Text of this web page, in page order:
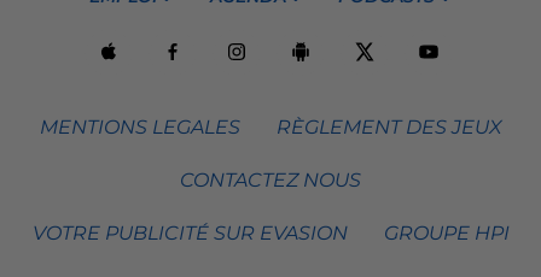
MENTIONS LEGALES RÈGLEMENT DES JEUX
CONTACTEZ NOUS
VOTRE PUBLICITÉ SUR EVASION GROUPE HPI